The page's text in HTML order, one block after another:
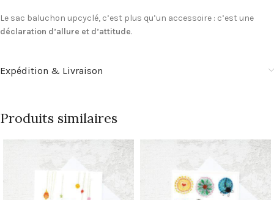
Le sac baluchon upcyclé, c’est plus qu’un accessoire : c’est une
déclaration d’allure et d’attitude.
Expédition & Livraison
Produits similaires